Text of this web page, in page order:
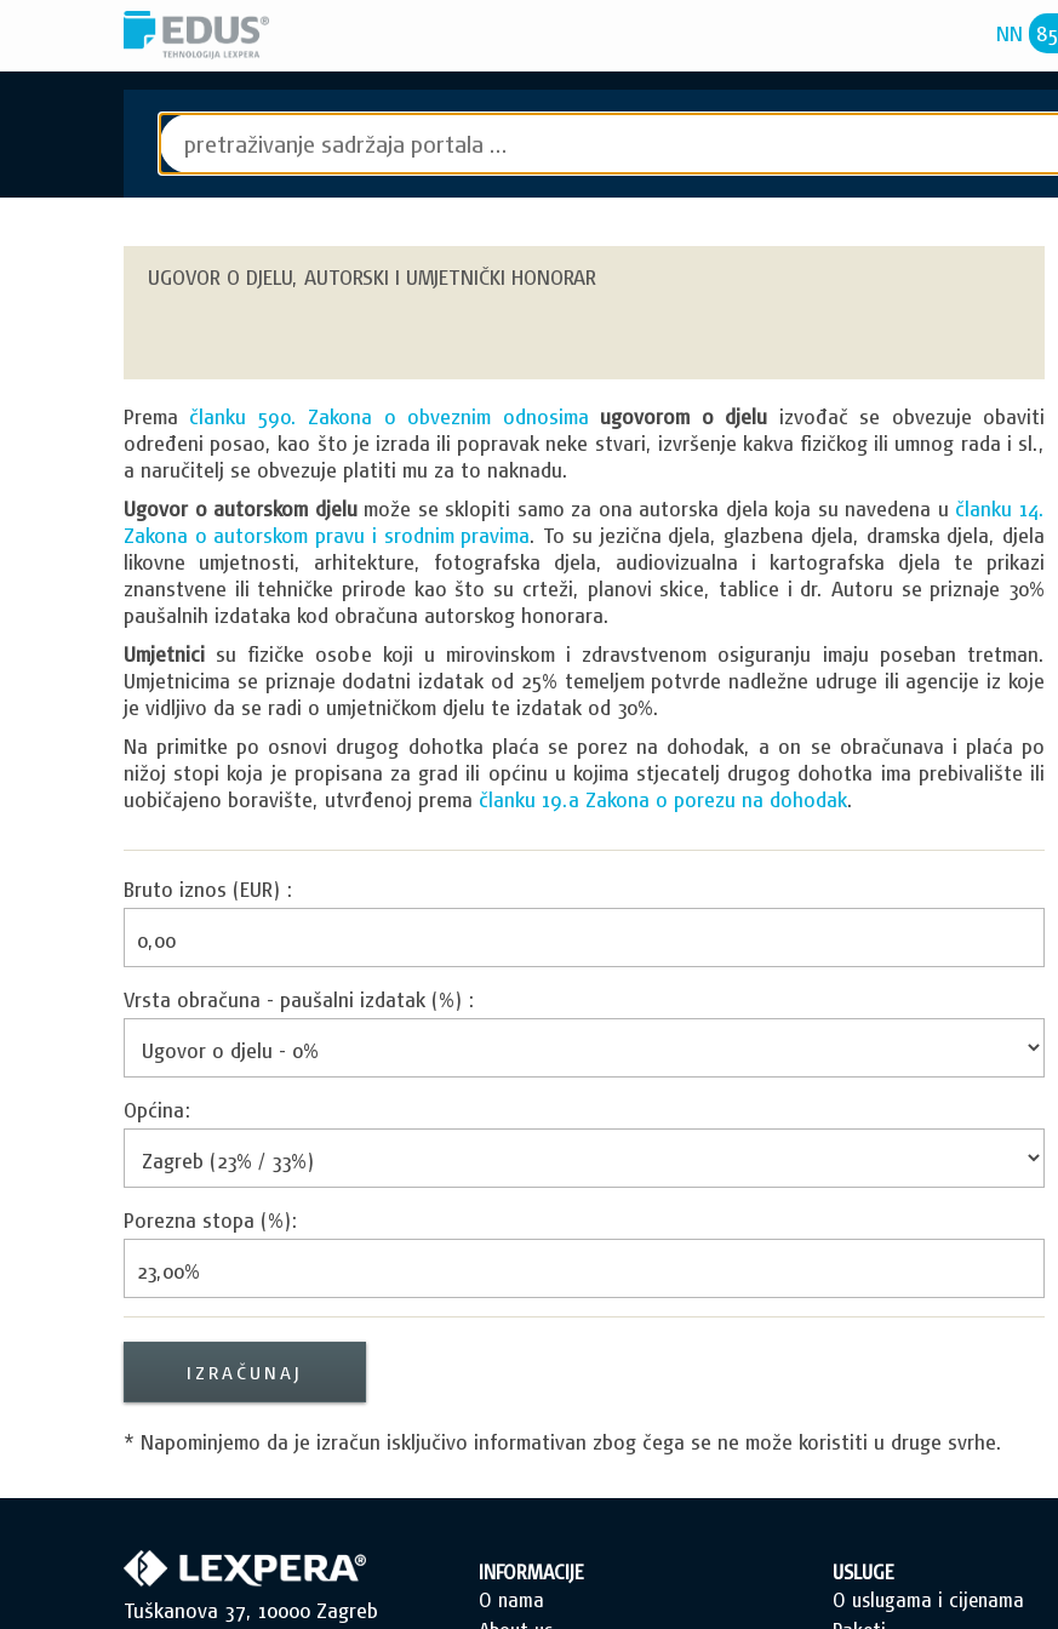
NN 85
UGOVOR O DJELU, AUTORSKI I UMJETNIČKI HONORAR
Prema članku 590. Zakona o obveznim odnosima ugovorom o djelu izvođač se obvezuje obaviti
određeni posao, kao što je izrada ili popravak neke stvari, izvršenje kakva fizičkog ili umnog rada i sl.,
a naručitelj se obvezuje platiti mu za to naknadu.
Ugovor o autorskom djelumože se sklopiti samo za ona autorska djela koja su navedena u članku 14.
Zakona o autorskom pravu i srodnim pravima. To su jezična djela, glazbena djela, dramska djela, djela
likovne umjetnosti, arhitekture, fotografska djela, audiovizualna i kartografska djela te prikazi
znanstvene ili tehničke prirode kao što su crteži, planovi skice, tablice i dr. Autoru se priznaje 30%
paušalnih izdataka kod obračuna autorskog honorara.
Umjetnici su fizičke osobe koji u mirovinskom i zdravstvenom osiguranju imaju poseban tretman.
Umjetnicima se priznaje dodatni izdatak od 25% temeljem potvrde nadležne udruge ili agencije iz koje
je vidljivo da se radi o umjetničkom djelu te izdatak od 30%.
Na primitke po osnovi drugog dohotka plaća se porez na dohodak, a on se obračunava i plaća po
nižoj stopi koja je propisana za grad ili općinu u kojima stjecatelj drugog dohotka ima prebivalište ili
uobičajeno boravište, utvrđenoj prema članku 19.a Zakona o porezu na dohodak.
Bruto iznos (EUR) :
Vrsta obračuna - paušalni izdatak (%) :
Općina:
Porezna stopa (%):
IZRAČUNAJ
* Napominjemo da je izračun isključivo informativan zbog čega se ne može koristiti u druge svrhe.
Tuškanova 37, 10000 Zagreb
INFORMACIJE
O nama
USLUGE
O uslugama i cijenama